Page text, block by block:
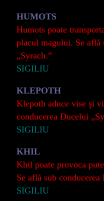
HUMOTS
Humots poate
placul magului. Se află
„Syrach.”
SIGILIU
KLEPOTH
Klepoth aduce vise şi
conducerea Ducelui
SIGILIU
KHIL
Khil poate provoca
Se află sub
SIGILIU